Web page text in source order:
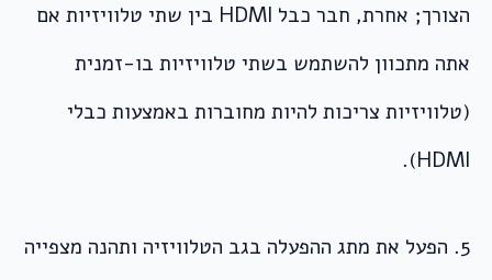
הצורך; אחרת, חבר כבל HDMI בין שתי טלוויזיות אם
אתה מתכוון להשתמש בשתי טלוויזיות בו-זמנית
(טלוויזיות צריכות להיות מחוברות באמצעות כבלי
HDMI).
5. הפעל את מתג ההפעלה בגב הטלוויזיה ותהנה מצפייה